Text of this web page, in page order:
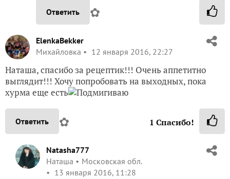
Ответить ✿
ElenkaBekker
Михайловка
12 января 2016, 22:27
Наташа, спасибо за рецептик!!! Очень аппетитно
выглядит!!! Хочу попробовать на выходных, пока
хурма еще есть
Ответить ✿ 1 Спасибо!
Natasha777
Наташа
Московская обл.
13 января 2016, 11:28